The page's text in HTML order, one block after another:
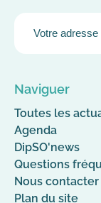
Naviguer
Toutes les
Agenda
DipSO'news
Questions
Nous contacter
Plan du site